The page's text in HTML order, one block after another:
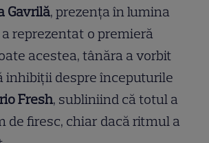
Gavrilă, prezența în lumina
reprezentat o premieră
acestea, tânăra a vorbit
inhibiții despre începuturile
Fresh, subliniind că totul a
de firesc, chiar dacă ritmul a